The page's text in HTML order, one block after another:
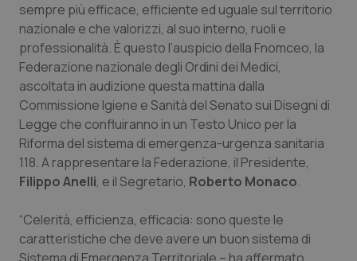
Emilia-Romagna
Friuli Venezia Giulia
Lazio
Liguria
Lombardia
Marche
Colesterolo & coronaropatie
Dermatite Atopica
Diabete & glucometri
Disturbi dell’umore
Dolore
Donna & Salute
sempre più efficace, efficiente ed uguale sul territorio
nazionale e che valorizzi, al suo interno, ruoli e
professionalità. È questo l’auspicio della Fnomceo, la
Federazione nazionale degli Ordini dei Medici,
ascoltata in audizione questa mattina dalla
Commissione Igiene e Sanità del Senato sui Disegni di
Legge che confluiranno in un Testo Unico per la
Riforma del sistema di emergenza-urgenza sanitaria
118. A rappresentare la Federazione, il Presidente,
Filippo Anelli, e il Segretario, Roberto Monaco.
“Celerità, efficienza, efficacia: sono queste le
caratteristiche che deve avere un buon sistema di